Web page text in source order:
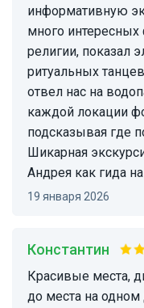
информативную
много интересных
религии, показал
ритуальных
отвел нас на
каждой локации
подсказывая где
Шикарная
Андрея как гида
19 января 2026
Константин
Красивые места, динамичный маршрут - от места
до места на